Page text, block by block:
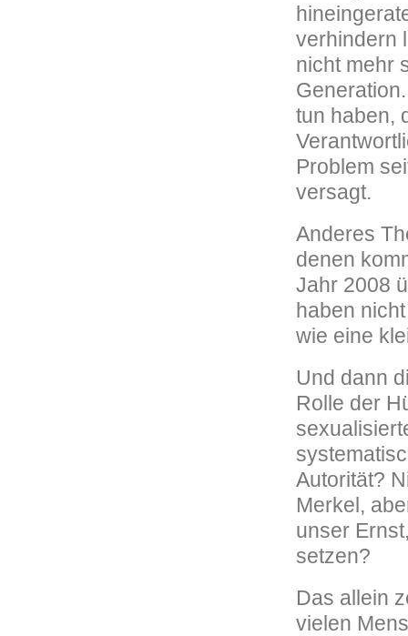
verhindern
nicht mehr
tun haben,
Problem
versagt.
Anderes
denen
Jahr 2008
haben
wie eine
Und dann
Rolle der
Autorität?
Merkel,
unser
setzen?
Das allein
vielen